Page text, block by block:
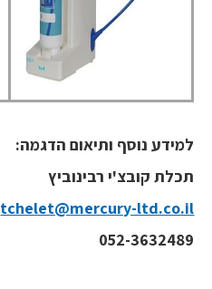
למידע נוסף ותיאום הדגמה:
תכלת קובצ'י רבינוביץ
tchelet@mercury-ltd.co.il
052-3632489